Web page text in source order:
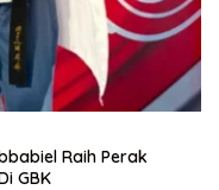
Raih Perak
GBK